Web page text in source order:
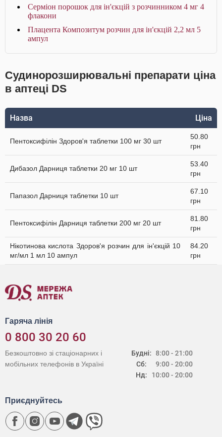
Серміон порошок для ін'єкцій з розчинником 4 мг 4
флакони
Плацента Композитум розчин для ін'єкцій 2,2 мл 5
ампул
Судинорозширювальні препарати ціна
в аптеці DS
Назва Ціна
Пентоксифілін Здоров'я таблетки 100 мг 30 шт
50.80
грн
Дибазол Дарниця таблетки 20 мг 10 шт
53.40
грн
Папазол Дарниця таблетки 10 шт
67.10
грн
Пентоксифілін Дарниця таблетки 200 мг 20 шт
81.80
грн
Нікотинова кислота Здоров'я розчин для ін'єкцій 10
мг/мл 1 мл 10 ампул
84.20
грн
Гаряча лінія
0 800 30 20 60
Будні:
Сб:
Нд:
8:00 - 21:00
9:00 - 20:00
10:00 - 20:00
Безкоштовно зі стаціонарних і
мобільних телефонів в Україні
Приєднуйтесь